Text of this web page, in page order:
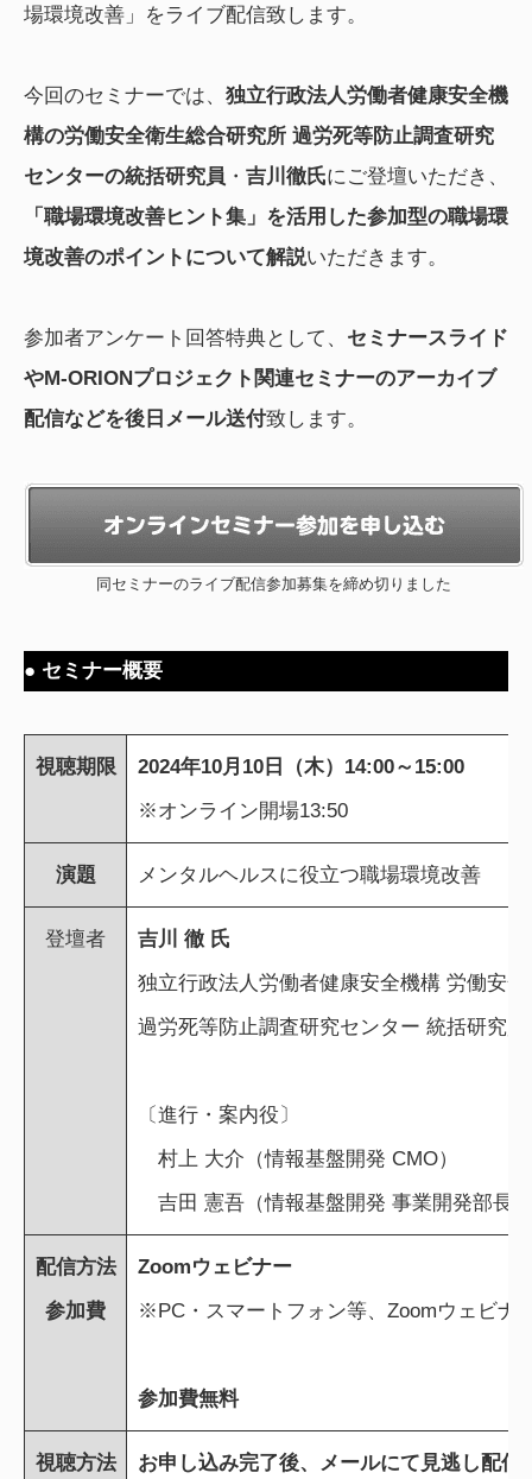
場環境改善」をライブ配信致します。
今回のセミナーでは、 独立行政法人労働者健康安全機
構の労働安全衛生総合研究所 過労死等防止調査研究
センターの統括研究員 ・ 吉川徹氏にご登壇いただき、
「職場環境改善ヒント集」を活用した参加型の職場環
境改善のポイントについて解説いただきます。
参加者アンケート回答特典として、 セミナースライド
やM-ORIONプロジェクト関連セミナーのアーカイブ
配信などを後日メール送付致します。
同セミナーのライブ配信参加募集を締め切りました
● セミナー概要
視聴期限
2024年10月10日（木）14:00～15:00
※オンライン開場13:50
演題 メンタルヘルスに役立つ職場環境改善
登壇者
吉川 徹 氏
独立行政法人労働者健康安全機構 労働安
過労死等防止調査研究センター 統括研究員
〔進行・案内役〕
村上 大介（情報基盤開発 CMO）
吉田 憲吾（情報基盤開発 事業開発部長 /
配信方法
参加費
Zoomウェビナー
※PC・スマートフォン等、Zoomウェビナ
参加費無料
視聴方法
お申し込み完了後、 メールにて 見逃し配信